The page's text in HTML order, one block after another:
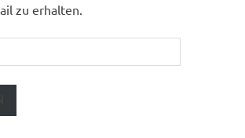
zu erhalten.